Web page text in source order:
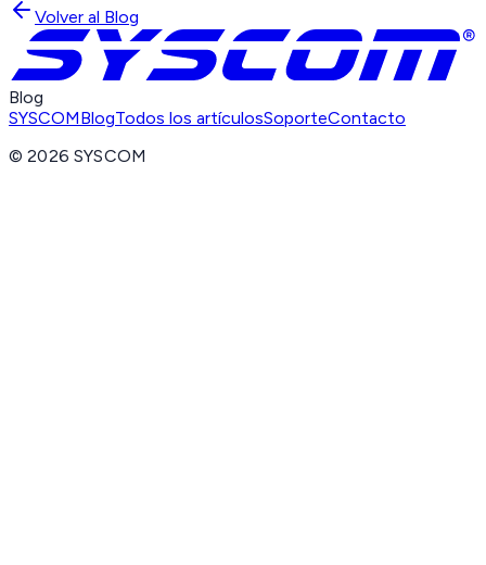
Volver al Blog
Blog
SYSCOMBlogTodos los artículosSoporteContacto
©2026 SYSCOM